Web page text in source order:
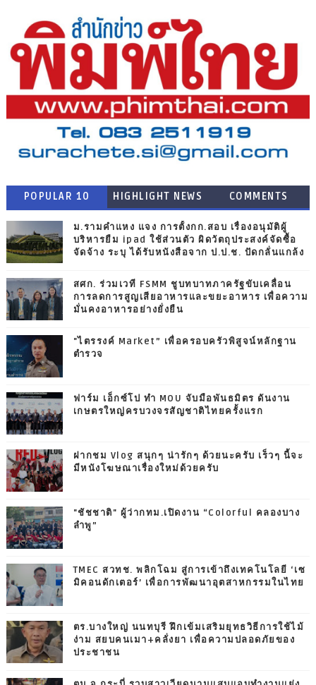
POPULAR 10 HIGHLIGHT NEWS COMMENTS
ม.รามคำแหง แจง การตั้งกก.สอบ เรื่องอนุมัติผู้
บริหารยืม ipad ใช้ส่วนตัว ผิดวัตถุประสงค์จัดซื้อ
จัดจ้าง ระบุ ได้รับหนังสือจาก ป.ป.ช. ปัดกลั่นแกล้ง
สศก. ร่วมเวที FSMM ชูบทบาทภาครัฐขับเคลื่อน
การลดการสูญเสียอาหารและขยะอาหาร เพื่อความ
มั่นคงอาหารอย่างยั่งยืน
"ไตรรงค์ Market” เพื่อครอบครัวพิสูจน์หลักฐาน
ตำรวจ
ฟาร์ม เอ็กซ์โป ทำ MOU จับมือพันธมิตร ดันงาน
เกษตรใหญ่ครบวงจรสัญชาติไทยครั้งแรก
ฝากชม Vlog สนุกๆ น่ารักๆ ด้วยนะครับ เร็วๆ นี้จะ
มีหนังโฆษณาเรื่องใหม่ด้วยครับ
"ชัชชาติ" ผู้ว่ากทม.เปิดงาน “Colorful คลองบาง
ลำพู”
TMEC สวทช. พลิกโฉม สู่การเข้าถึงเทคโนโลยี ‘เซ
มิคอนดักเตอร์’ เพื่อการพัฒนาอุตสาหกรรมในไทย
ตร.บางใหญ่ นนทบุรี ฝึกเข้มเสริมยุทธวิธีการใช้ไม้
ง่าม สยบคนเมา+คลั่งยา เพื่อความปลอดภัยของ
ประชาชน